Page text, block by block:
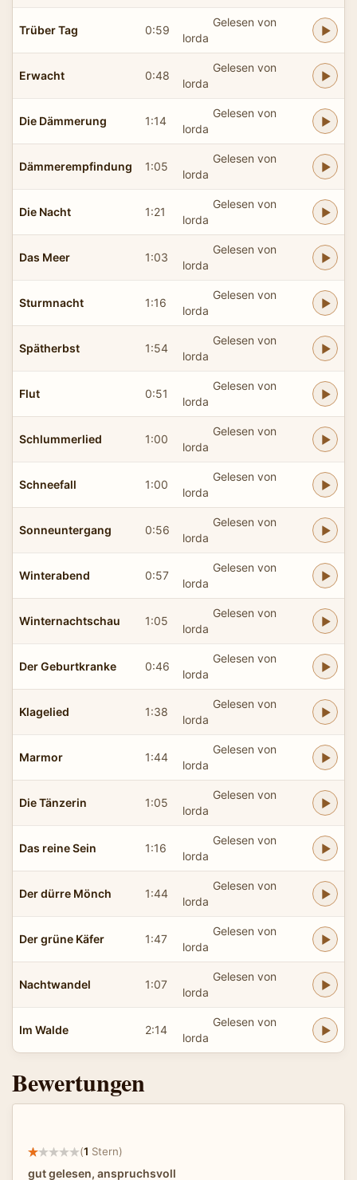
Trüber Tag 0:59
Gelesen von
lorda
Erwacht 0:48
Gelesen von
lorda
Die Dämmerung 1:14
Gelesen von
lorda
Dämmerempfindung 1:05
Gelesen von
lorda
Die Nacht 1:21
Gelesen von
lorda
Das Meer 1:03
Gelesen von
lorda
Sturmnacht 1:16
Gelesen von
lorda
Spätherbst 1:54
Gelesen von
lorda
Flut 0:51
Gelesen von
lorda
Schlummerlied 1:00
Gelesen von
lorda
Schneefall 1:00
Gelesen von
lorda
Sonneuntergang 0:56
Gelesen von
lorda
Winterabend 0:57
Gelesen von
lorda
Winternachtschau 1:05
Gelesen von
lorda
Der Geburtkranke 0:46
Gelesen von
lorda
Klagelied 1:38
Gelesen von
lorda
Marmor 1:44
Gelesen von
lorda
Die Tänzerin 1:05
Gelesen von
lorda
Das reine Sein 1:16
Gelesen von
lorda
Der dürre Mönch 1:44
Gelesen von
lorda
Der grüne Käfer 1:47
Gelesen von
lorda
Nachtwandel 1:07
Gelesen von
lorda
Im Walde 2:14
Gelesen von
lorda
Bewertungen
(1 Stern)
gut gelesen, anspruchsvoll